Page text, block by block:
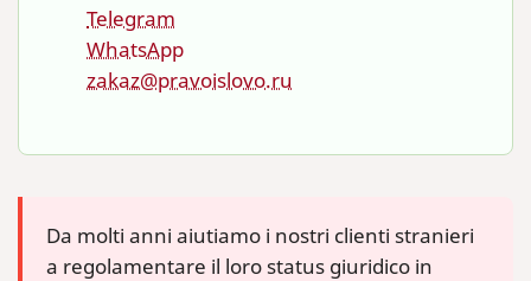
Telegram
WhatsApp
zakaz@pravoislovo.ru
Da molti anni aiutiamo i nostri clienti stranieri
a regolamentare il loro status giuridico in